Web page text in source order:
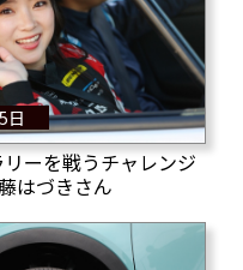
日
ーを戦うチャレンジ
はづきさん